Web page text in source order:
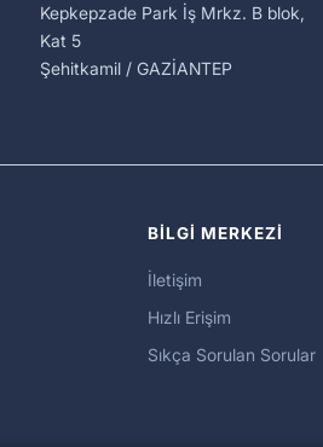
Kepkepzade Park İş Mrkz. B blok,
Kat 5
Şehitkamil / GAZİANTEP
BİLGİ MERKEZİ
İletişim
Hızlı Erişim
Sıkça Sorulan Sorular